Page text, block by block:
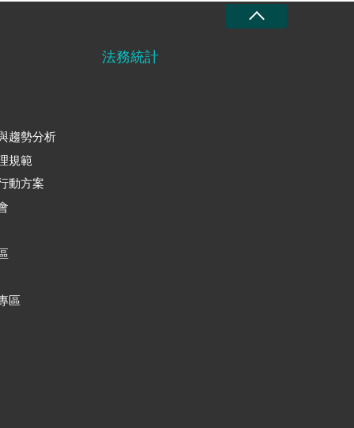
趨勢分析
規範
動方案
區
法務統計